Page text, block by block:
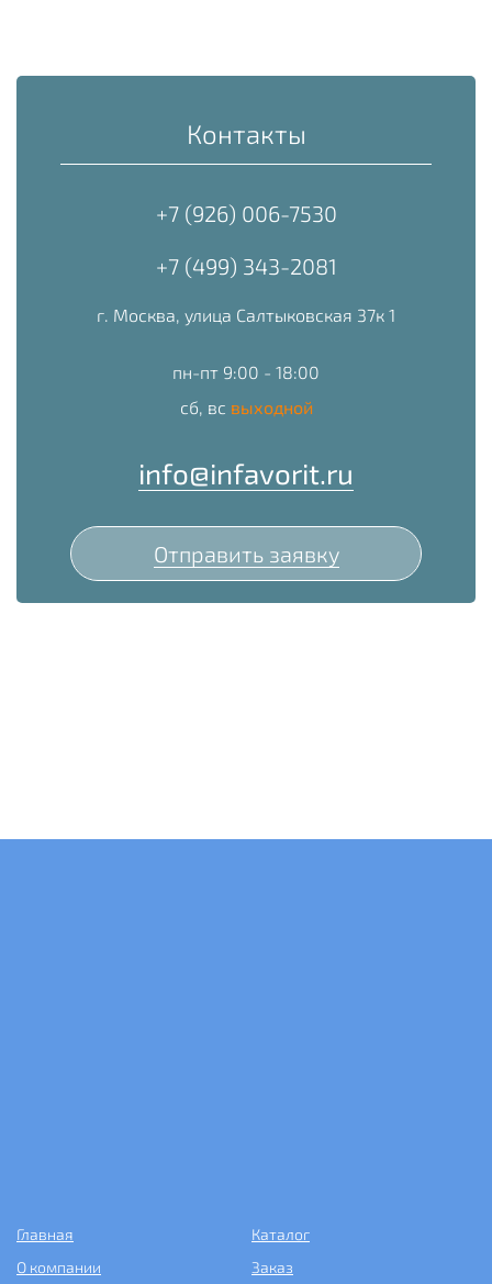
Контакты
+7 (926) 006-7530
+7 (499) 343-2081
г. Москва, улица Салтыковская 37к 1
пн-пт 9:00 - 18:00
сб, вс выходной
info@infavorit.ru
Отправить заявку
Главная
Каталог
О компании
Заказ